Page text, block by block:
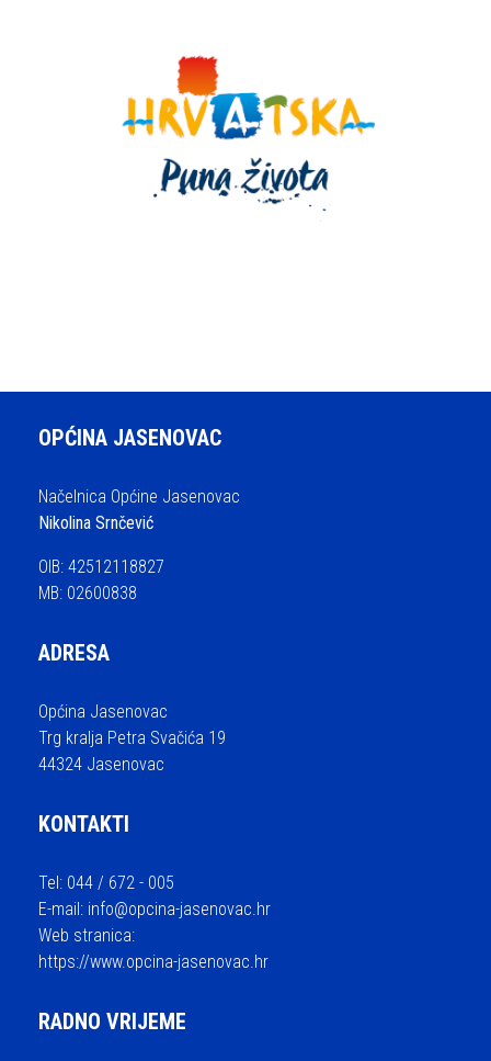
OPĆINA JASENOVAC
Načelnica Općine Jasenovac
Nikolina Srnčević
OIB: 42512118827
MB: 02600838
ADRESA
Općina Jasenovac
Trg kralja Petra Svačića 19
44324 Jasenovac
KONTAKTI
Tel: 044 / 672 - 005
E-mail: info@opcina-jasenovac.hr
Web stranica:
https://www.opcina-jasenovac.hr
RADNO VRIJEME